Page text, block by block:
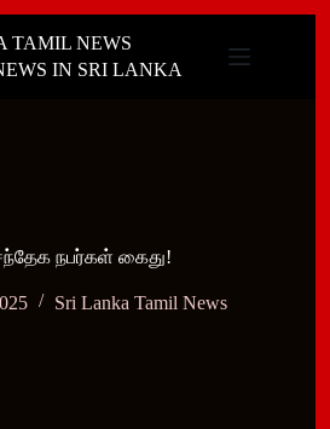
TAMIL NEWS
IN SRI LANKA
நபர்கள் கைது!
Sri Lanka Tamil News